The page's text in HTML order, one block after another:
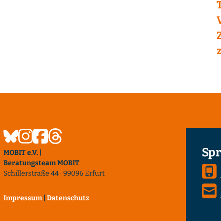
MOBIT e.V. |
Beratungsteam MOBIT
Schillerstraße 44 · 99096 Erfurt
Impressum Datenschutz